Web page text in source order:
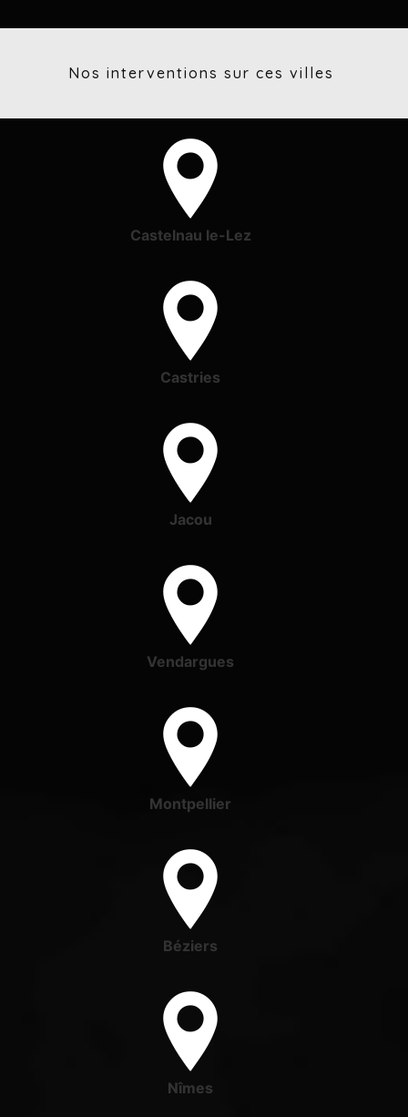
Nos interventions sur ces villes
Castelnau le-Lez
Castries
Jacou
Vendargues
Montpellier
Béziers
Nîmes